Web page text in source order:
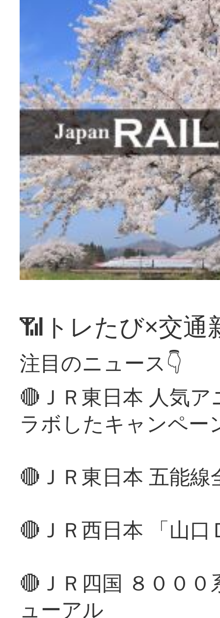
📶トレたび×交通
注目のニュース👇
🔴ＪＲ東日本 人気
ラボしたキャンペー
🔴ＪＲ東日本 五能
🔴ＪＲ西日本 「山
🔴ＪＲ四国 ８００
ューアル